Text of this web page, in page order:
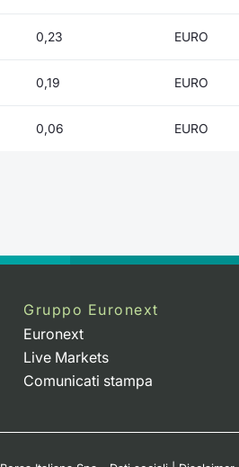
0,23 EURO
0,19 EURO
0,06 EURO
Gruppo Euronext
Euronext
Live Markets
Comunicati stampa